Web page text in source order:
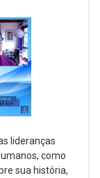
lideranças
como
sua história,